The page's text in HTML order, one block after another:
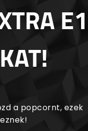
E1
a popcornt, ezek